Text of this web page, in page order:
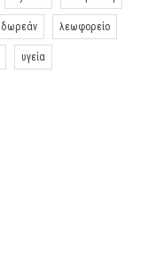
δωρεάν λεωφορείο
υγεία